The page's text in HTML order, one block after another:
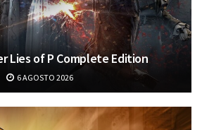
Lies of P Complete Edition
6 AGOSTO 2026